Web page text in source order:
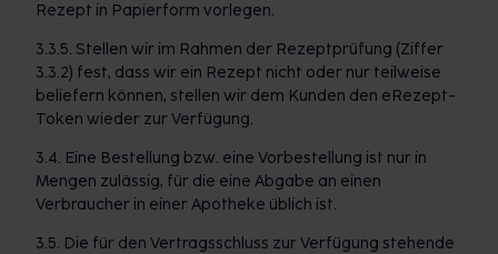
Rezept in Papierform vorlegen.
3.3.5. Stellen wir im Rahmen der Rezeptprüfung (Ziffer
3.3.2) fest, dass wir ein Rezept nicht oder nur teilweise
beliefern können, stellen wir dem Kunden den eRezept-
Token wieder zur Verfügung.
3.4. Eine Bestellung bzw. eine Vorbestellung ist nur in
Mengen zulässig, für die eine Abgabe an einen
Verbraucher in einer Apotheke üblich ist.
3.5. Die für den Vertragsschluss zur Verfügung stehende